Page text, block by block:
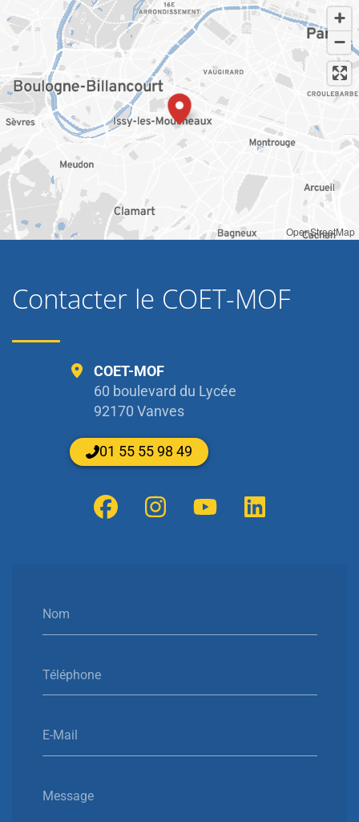
OpenStreetMap
Contacter le COET-MOF
Nom
Téléphone
E-Mail
Message
COET-MOF
60 boulevard du Lycée
92170 Vanves
01 55 55 98 49